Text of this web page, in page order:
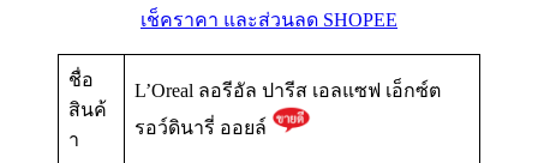
เช็คราคา และส่วนลด SHOPEE
ชื่อ
สินค้
า
L’Oreal ลอรีอัล ปารีส เอลแซฟ เอ็กซ์ต
รอว์ดินารี่ ออยล์